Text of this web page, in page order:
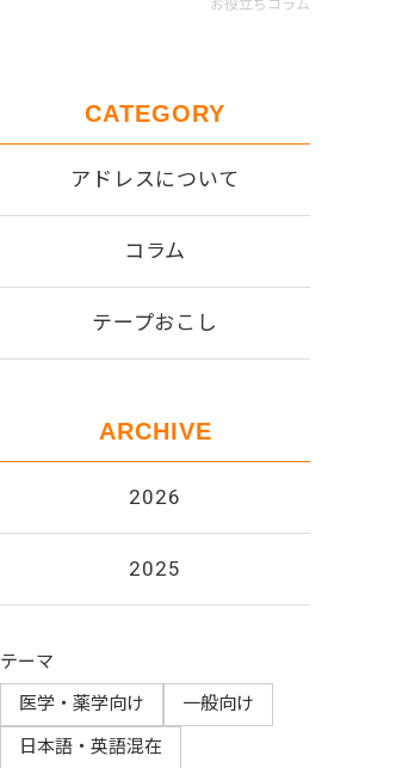
お役立ちコラム
CATEGORY
アドレスについて
コラム
テープおこし
ARCHIVE
2026
2025
テーマ
医学・薬学向け
一般向け
日本語・英語混在